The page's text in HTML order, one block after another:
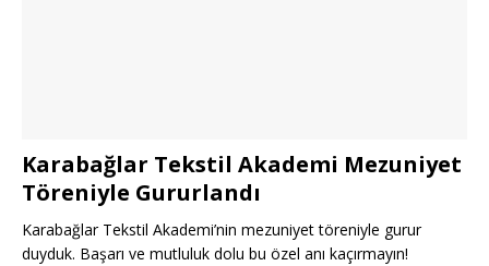
Karabağlar Tekstil Akademi Mezuniyet
Töreniyle Gururlandı
Karabağlar Tekstil Akademi’nin mezuniyet töreniyle gurur
duyduk. Başarı ve mutluluk dolu bu özel anı kaçırmayın!